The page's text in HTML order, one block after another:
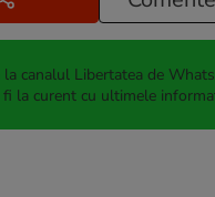
canalul Libertatea de
fi la curent cu ultimele